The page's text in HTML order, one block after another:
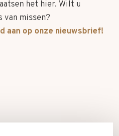
het hier. Wilt u
van missen?
aan op onze nieuwsbrief!